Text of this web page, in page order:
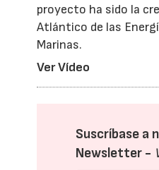
proyecto ha sido la
Atlántico de las
Marinas.
Ver Vídeo
Suscríbase a
Newsletter -